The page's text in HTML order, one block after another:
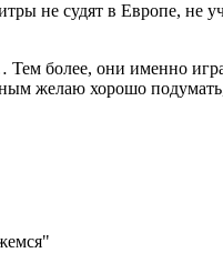
не судят в Европе, не
Тем более, они именно
желаю хорошо подумать,